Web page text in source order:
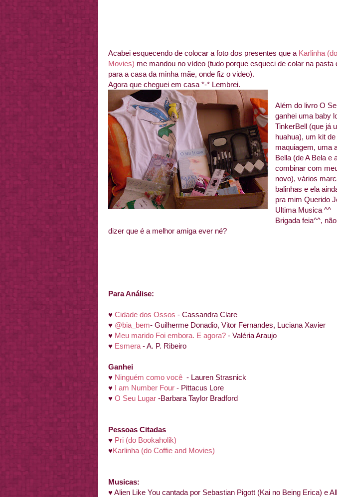
Acabei esquecendo de colocar a foto dos presentes que a Karlinha
Movies) me mandou no vídeo (tudo porque esqueci de colar na pasta
para a casa da minha mãe, onde fiz o video).
Agora que cheguei em casa *-* Lembrei.
Além do livro O
ganhei uma baby
TinkerBell (que já
huahua), um kit
maquiagem, uma
Bella (de A Bela e
combinar com
novo), vários
balinhas e ela
pra mim Querido
Ultima Musica ^^
Brigada feia^^,
dizer que é a melhor amiga ever né?
Para Análise:
♥ Cidade dos Ossos - Cassandra Clare
♥ @bia_bem- Guilherme Donadio, Vitor Fernandes, Luciana Xavier
♥ Meu marido Foi embora. E agora? - Valéria Araujo
♥ Esmera - A. P. Ribeiro
Ganhei
♥ Ninguém como você - Lauren Strasnick
♥ I am Number Four - Pittacus Lore
♥ O Seu Lugar -Barbara Taylor Bradford
Pessoas Citadas
♥ Pri (do Bookaholik)
♥Karlinha (do Coffie and Movies)
Musicas:
♥ Alien Like You cantada por Sebastian Pigott (Kai no Being Erica) e